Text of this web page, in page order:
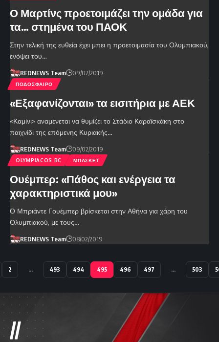
Ο Μαρτίνς προετοιμάζει την ομάδα για
τα… στημένα του ΠΑΟΚ
Στην τελική της ευθεία έχει μπει η προετοιμασία του Ολυμπιακού,
ενόψει του…
REDNEWS Team 09/02/2019
ΠΟΔΟΣΦΑΙΡΟ
«Εξαφανίζονται» τα εισιτήρια με ΑΕΚ
«Καμίνι» αναμένεται να θυμίζει το Στάδιο Καραϊσκάκη στο
παιχνίδι της επόμενης Κυριακής…
REDNEWS Team 09/02/2019
OLYMPIACOS BC ΜΠΑΣΚΕΤ
Ουέμπερ: «Πάθος και ενέργεια τα
χαρακτηριστικά μου»
Ο Μπριάντε Γουέμπερ βρίσκεται στην Αθήνα για χάρη του
Ολυμπιακού, με τους…
REDNEWS Team 08/02/2019
2 … 493 494 495 496 497 … 503
//